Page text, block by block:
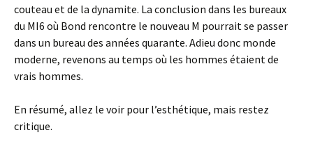
couteau et de la dynamite. La conclusion dans les bureaux
du MI6 où Bond rencontre le nouveau M pourrait se passer
dans un bureau des années quarante. Adieu donc monde
moderne, revenons au temps où les hommes étaient de
vrais hommes.
En résumé, allez le voir pour l’esthétique, mais restez
critique.